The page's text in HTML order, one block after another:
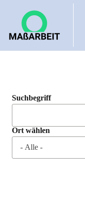
Suchbegriff
Ort wählen